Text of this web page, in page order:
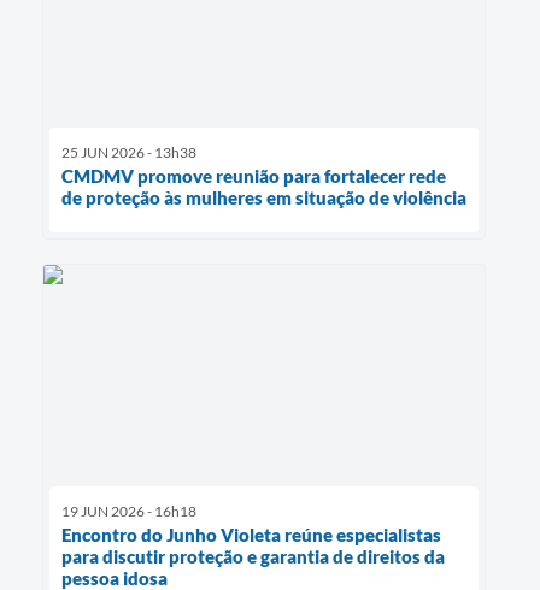
25 JUN 2026 - 13h38
CMDMV promove reunião para fortalecer rede
de proteção às mulheres em situação de violência
19 JUN 2026 - 16h18
Encontro do Junho Violeta reúne especialistas
para discutir proteção e garantia de direitos da
pessoa idosa